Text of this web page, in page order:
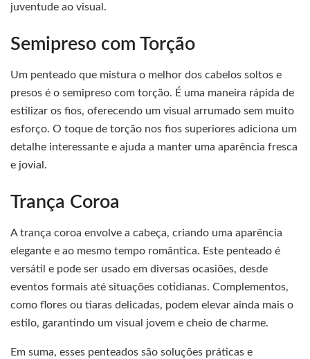
juventude ao visual.
Semipreso com Torção
Um penteado que mistura o melhor dos cabelos soltos e
presos é o semipreso com torção. É uma maneira rápida de
estilizar os fios, oferecendo um visual arrumado sem muito
esforço. O toque de torção nos fios superiores adiciona um
detalhe interessante e ajuda a manter uma aparência fresca
e jovial.
Trança Coroa
A trança coroa envolve a cabeça, criando uma aparência
elegante e ao mesmo tempo romântica. Este penteado é
versátil e pode ser usado em diversas ocasiões, desde
eventos formais até situações cotidianas. Complementos,
como flores ou tiaras delicadas, podem elevar ainda mais o
estilo, garantindo um visual jovem e cheio de charme.
Em suma, esses penteados são soluções práticas e